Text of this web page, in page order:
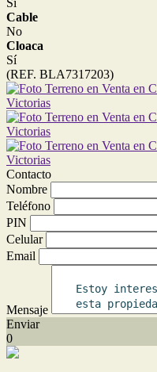
Sí
Cable
No
Cloaca
Sí
(REF. BLA7317203)
Contacto
Nombre
Teléfono
PIN
Celular
Email
Mensaje
Enviar
0